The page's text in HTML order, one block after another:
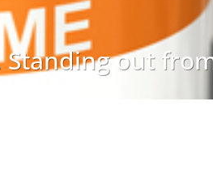
Standing out